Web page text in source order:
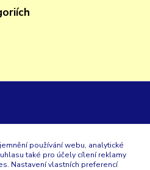
používání webu, analytické
také pro účely cílení reklamy
Nastavení vlastních preferencí